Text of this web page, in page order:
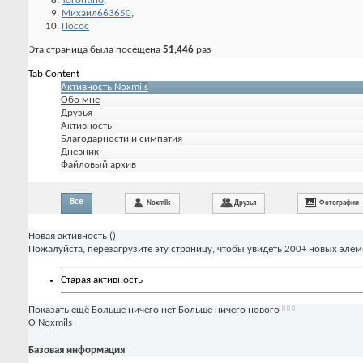
Михаил663650,
Посос
Эта страница была посещена 51,446 раз
Tab Content
Активность Noxmils
Обо мне
Друзья
Активность
Благодарности и симпатия
Дневник
Файловый архив
Все Noxmils Друзья Фотографии
Новая активность ()
Пожалуйста, перезагрузите эту страницу, чтобы увидеть 200+ новых
Старая активность
Показать ещё Больше ничего нет Больше ничего нового
О Noxmils
Базовая информация